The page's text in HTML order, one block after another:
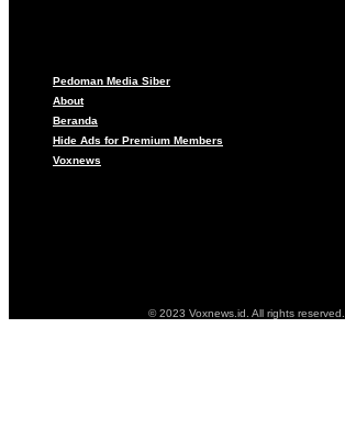
Pedoman Media Siber
About
Beranda
Hide Ads for Premium Members
Voxnews
© 2023 Voxnews.id. All rights reserved.